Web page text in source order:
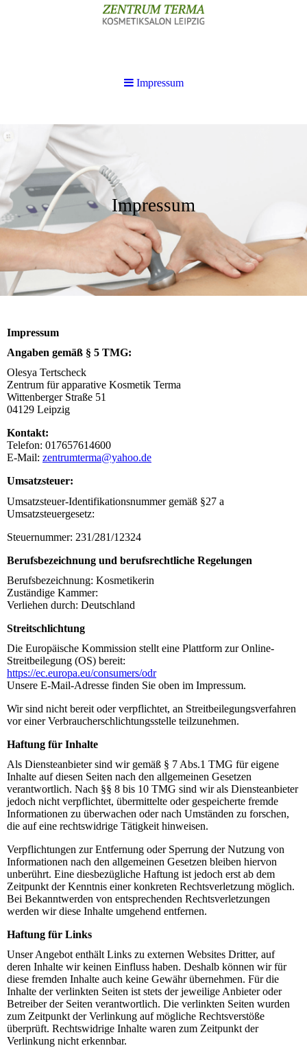
Impressum
Impressum
Angaben gemäß § 5 TMG:
Olesya Tertscheck
Zentrum für apparative Kosmetik Terma
Wittenberger Straße 51
04129 Leipzig
Kontakt:
Telefon: 017657614600
E-Mail: zentrumterma@yahoo.de
Umsatzsteuer:
Umsatzsteuer-Identifikationsnummer gemäß §27 a
Umsatzsteuergesetz:
Steuernummer: 231/281/12324
Berufsbezeichnung und berufsrechtliche Regelungen
Berufsbezeichnung: Kosmetikerin
Zuständige Kammer:
Verliehen durch: Deutschland
Streitschlichtung
Die Europäische Kommission stellt eine Plattform zur Online-
Streitbeilegung (OS) bereit:
https://ec.europa.eu/consumers/odr
Unsere E-Mail-Adresse finden Sie oben im Impressum.
Wir sind nicht bereit oder verpflichtet, an Streitbeilegungsverfahren
vor einer Verbraucherschlichtungsstelle teilzunehmen.
Haftung für Inhalte
Als Diensteanbieter sind wir gemäß § 7 Abs.1 TMG für eigene
Inhalte auf diesen Seiten nach den allgemeinen Gesetzen
verantwortlich. Nach §§ 8 bis 10 TMG sind wir als Diensteanbieter
jedoch nicht verpflichtet, übermittelte oder gespeicherte fremde
Informationen zu überwachen oder nach Umständen zu forschen,
die auf eine rechtswidrige Tätigkeit hinweisen.
Verpflichtungen zur Entfernung oder Sperrung der Nutzung von
Informationen nach den allgemeinen Gesetzen bleiben hiervon
unberührt. Eine diesbezügliche Haftung ist jedoch erst ab dem
Zeitpunkt der Kenntnis einer konkreten Rechtsverletzung möglich.
Bei Bekanntwerden von entsprechenden Rechtsverletzungen
werden wir diese Inhalte umgehend entfernen.
Haftung für Links
Unser Angebot enthält Links zu externen Websites Dritter, auf
deren Inhalte wir keinen Einfluss haben. Deshalb können wir für
diese fremden Inhalte auch keine Gewähr übernehmen. Für die
Inhalte der verlinkten Seiten ist stets der jeweilige Anbieter oder
Betreiber der Seiten verantwortlich. Die verlinkten Seiten wurden
zum Zeitpunkt der Verlinkung auf mögliche Rechtsverstöße
überprüft. Rechtswidrige Inhalte waren zum Zeitpunkt der
Verlinkung nicht erkennbar.
Impressum